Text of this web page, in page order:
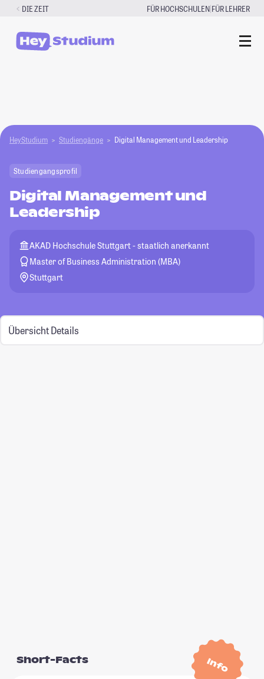
Zum
springen
DIE ZEIT FÜR HOCHSCHULEN|FÜR LEHRER
HeyStudium Studiengänge Digital Management und Leadership
Studiengangsprofil
Digital Management und
Leadership
AKAD Hochschule Stuttgart - staatlich anerkannt
Master of Business Administration (MBA)
Stuttgart
Übersicht Details
Info
Short-Facts